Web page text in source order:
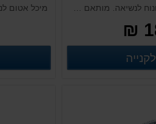
ארגז חזק ועמיד, קל ונוח לנשיאה. מותאם לשינוע פנים וחוץ ובעל מכסה תואם ואפשרות להוספת מדבקות בר קוד ייחודיות המאפשרות זיהוי ייחודי של כל ארגז ואופטימליות לשם מעקב לאורך כל שלבי התהליך. מומלץ לעבודה עם בצקים בשלב התפחתם וגם עבור תעשיית הפארמה
נוספים
לקנייה